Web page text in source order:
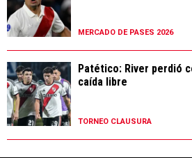
MERCADO DE PASES 2026
Patético: River perdió
caída libre
TORNEO CLAUSURA